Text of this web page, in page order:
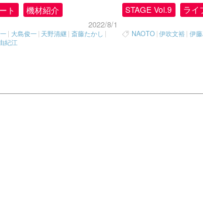
ト 機材紹介
2022/8/1
| 大島俊一 | 天野清継| 斎藤たかし |
紀江
STAGE Vol.9 ライ
NAOTO |伊吹文裕| 伊